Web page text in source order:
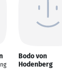
Bodo von
Hodenberg